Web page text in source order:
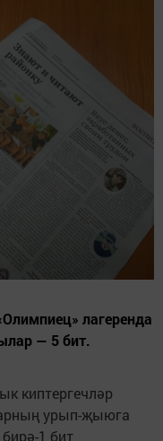
лагеренда
— 5 бит.
киптергечләр
урып-җыюга
1 бит